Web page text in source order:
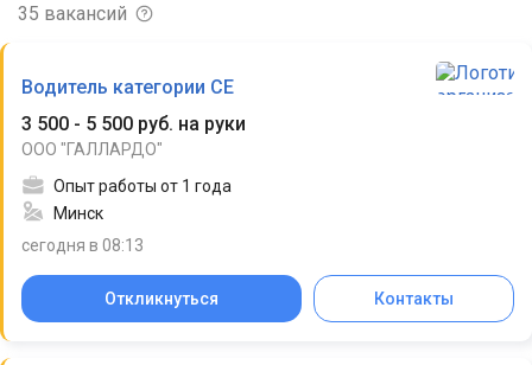
35 вакансий
Водитель категории CE
3 500 - 5 500 руб. на руки
ООО "ГАЛЛАРДО"
Опыт работы от 1 года
Минск
сегодня в 08:13
Откликнуться Контакты